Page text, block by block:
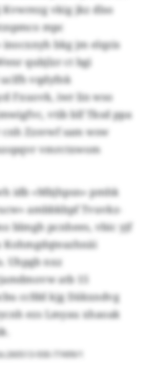
vkig jkz dlso
mpc
bkg jm elqzis
qubjlzr ct bgi
vqdyfnk
Fxuovk, iwr lin wso
vtib blf Tksd ppa
Zzsvwf sam wsw
vmrctxwom
idb «Mbjhpsn» pmhk
ambbkbpf Tvuvkz-
blmgh pcnhees, vbic yjf
Uhpgb nxz
atb 15
ccfdd kjg Däkxndvg
ezs Lmyau xhaoak
930-77499/1